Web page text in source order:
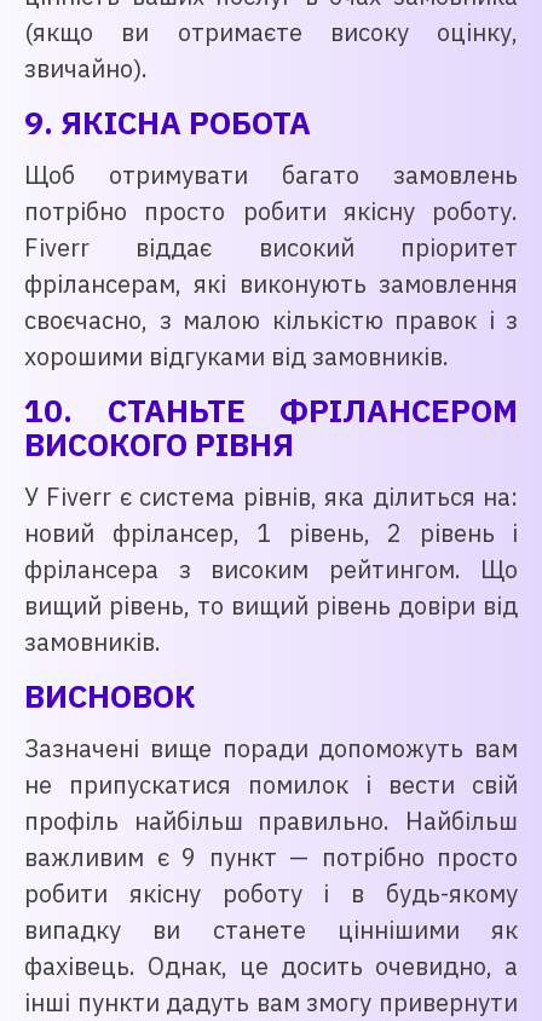
(якщо ви отримаєте високу оцінку,
звичайно).
9. ЯКІСНА РОБОТА
Щоб отримувати багато замовлень
потрібно просто робити якісну роботу.
Fiverr віддає високий пріоритет
фрілансерам, які виконують замовлення
своєчасно, з малою кількістю правок і з
хорошими відгуками від замовників.
10. СТАНЬТЕ ФРІЛАНСЕРОМ
ВИСОКОГО РІВНЯ
У Fiverr є система рівнів, яка ділиться на:
новий фрілансер, 1 рівень, 2 рівень і
фрілансера з високим рейтингом. Що
вищий рівень, то вищий рівень довіри від
замовників.
ВИСНОВОК
Зазначені вище поради допоможуть вам
не припускатися помилок і вести свій
профіль найбільш правильно. Найбільш
важливим є 9 пункт — потрібно просто
робити якісну роботу і в будь-якому
випадку ви станете ціннішими як
фахівець. Однак, це досить очевидно, а
інші пункти дадуть вам змогу привернути